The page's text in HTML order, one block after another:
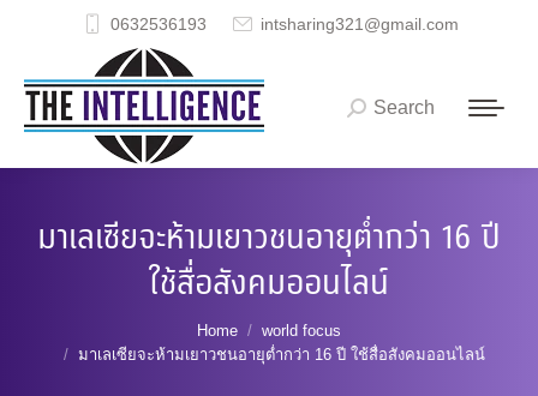
0632536193 intsharing321@gmail.com
Search:
Search
มาเลเซียจะห้ามเยาวชนอายุต่ำกว่า 16 ปี
ใช้สื่อสังคมออนไลน์
Home
world focus
มาเลเซียจะห้ามเยาวชนอายุต่ำกว่า 16 ปี ใช้สื่อสังคมออนไลน์